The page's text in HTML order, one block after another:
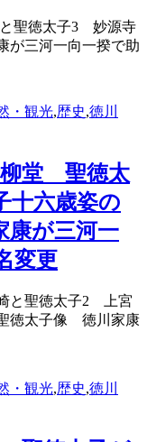
と聖徳太子3 妙源寺
三河一向一揆で助
・観光,歴史,徳川
堂 聖徳太
六歳姿の
が三河一
変更
と聖徳太子2 上宮
徳太子像 徳川家康
・観光,歴史,徳川